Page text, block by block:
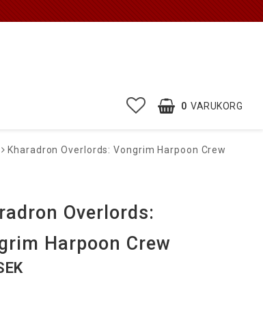
0 VARUKORG
Kharadron Overlords: Vongrim Harpoon Crew
Overlords:
Harpoon Crew